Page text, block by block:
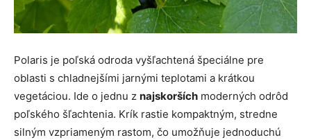
Polaris je poľská odroda vyšľachtená špeciálne pre
oblasti s chladnejšími jarnými teplotami a krátkou
vegetáciou. Ide o jednu z najskorších moderných odrôd
poľského šľachtenia. Krík rastie kompaktným, stredne
silným vzpriameným rastom, čo umožňuje jednoduchú